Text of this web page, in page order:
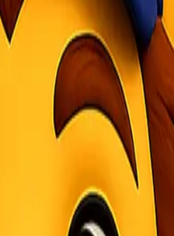
di Makassar dan Samarinda.
solusi ideal. Dengan
itu cargo, peranannya dalam
ke lokasi lainnya. Dalam dunia
dan pemenuhan kebutuhan